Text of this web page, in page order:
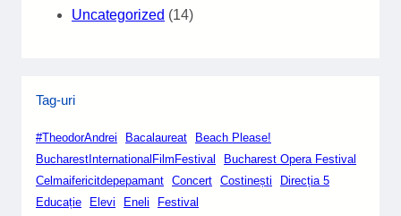
Uncategorized (14)
Tag-uri
#TheodorAndrei Bacalaureat
Beach Please!
BucharestInternationalFilmFestival
Bucharest Opera Festival
Celmaifericitdepepamant Concert Costinești
Direcția 5
Educație
Elevi Eneli
Festival